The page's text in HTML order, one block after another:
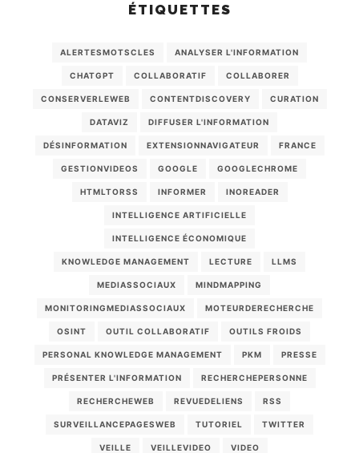
ÉTIQUETTES
ALERTESMOTSCLES ANALYSER L'INFORMATION
CHATGPT COLLABORATIF COLLABORER
CONSERVERLEWEB CONTENTDISCOVERY CURATION
DATAVIZ DIFFUSER L'INFORMATION
DÉSINFORMATION EXTENSIONNAVIGATEUR FRANCE
GESTIONVIDEOS GOOGLE GOOGLECHROME
HTMLTORSS INFORMER INOREADER
INTELLIGENCE ARTIFICIELLE
INTELLIGENCE ÉCONOMIQUE
KNOWLEDGE MANAGEMENT LECTURE LLMS
MEDIASSOCIAUX MINDMAPPING
MONITORINGMEDIASSOCIAUX MOTEURDERECHERCHE
OSINT OUTIL COLLABORATIF OUTILS FROIDS
PERSONAL KNOWLEDGE MANAGEMENT PKM PRESSE
PRÉSENTER L'INFORMATION RECHERCHEPERSONNE
RECHERCHEWEB REVUEDELIENS RSS
SURVEILLANCEPAGESWEB TUTORIEL TWITTER
VEILLE VEILLEVIDEO VIDEO